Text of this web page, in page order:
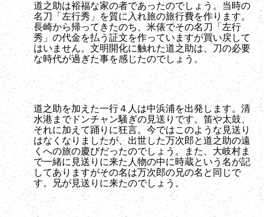
道之助は裕福な家の者であったのでしょう。当時の
名刀「左行秀」を質に入れ旅の旅行費を作ります。
長崎から帰ってきたのち、米俵でその名刀「左行
秀」の代金を払う証文を作っていますが買い戻して
はいません。文明開化に触れた道之助は、刀の必要
な時代が過ぎた事を感じたのでしょう。
道之助を加えた一行４人は中浜浦を出発します。清
水港までドンチャン騒ぎの見送りです。笛や太鼓、
それに加えて踊りに狂言。今ではこのような見送り
はなくなりましたが、出世した万次郎と道之助の遠
くへの旅の慶びだったのでしょう。また、大岐村ま
で一緒に見送りに来た人物の中に時蔵という名が記
してありますがその名は万次郎の兄の名と同じで
す。兄が見送りに来たのでしょう。